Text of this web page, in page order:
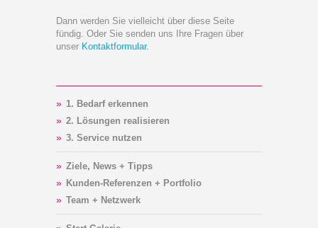
Dann werden Sie vielleicht über diese Seite
fündig. Oder Sie senden uns Ihre Fragen über
unser Kontaktformular.
1. Bedarf erkennen
2. Lösungen realisieren
3. Service nutzen
Ziele, News + Tipps
Kunden-Referenzen + Portfolio
Team + Netzwerk